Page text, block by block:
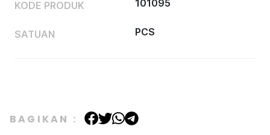
KODE PRODUK 101095
SATUAN PCS
BAGIKAN :